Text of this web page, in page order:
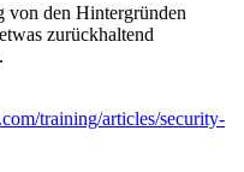
von den Hintergründen
zurückhaltend
training/articles/security-